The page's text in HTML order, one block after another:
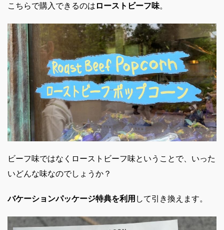
こちらで購入できるのは ローストビーフ味。
ビーフ味ではなくローストビーフ味ということで、いった
いどんな味なのでしょうか？
バケーションパッケージ特典を利用 して引き換えます。